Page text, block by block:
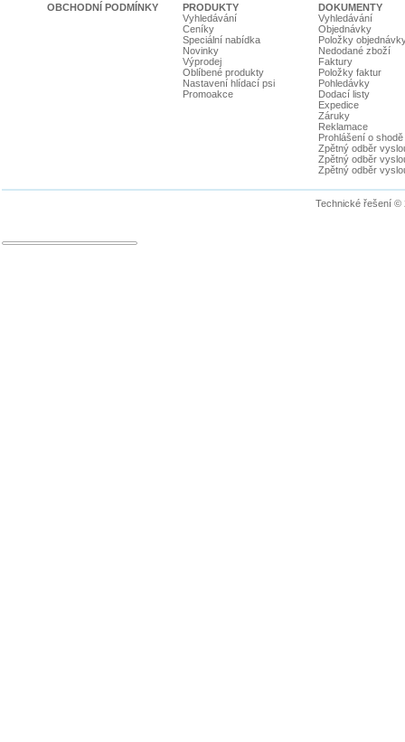
OBCHODNÍ PODMÍNKY
PRODUKTY
Vyhledávání
Ceníky
Speciální nabídka
Novinky
Výprodej
Oblíbené produkty
Nastavení hlídací psi
Promoakce
DOKUMENTY
Vyhledávání
Objednávky
Položky
Nedodané zboží
Faktury
Položky faktur
Pohledávky
Dodací listy
Expedice
Záruky
Reklamace
Prohlášení o shodě
Zpětný odběr
Zpětný odběr
Zpětný odběr
Technické řešení ©